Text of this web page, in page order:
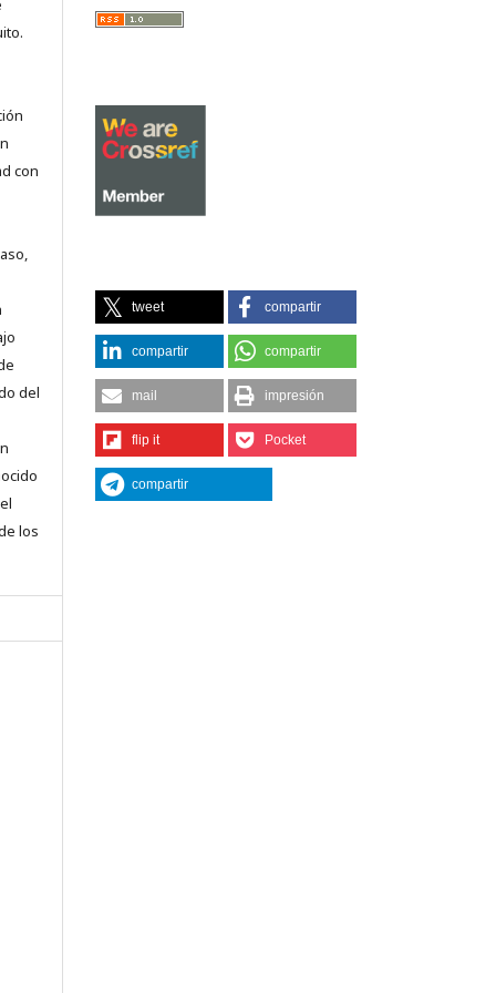
con
del
los
tweet compartir
compartir compartir
mail impresión
flip it Pocket
compartir